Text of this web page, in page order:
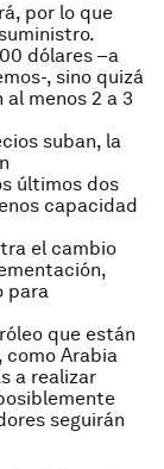
por lo que
dólares –a
, sino quizá
menos 2 a 3
suban, la
últimos dos
capacidad
el cambio
para
que están
como Arabia
a realizar
seguirán